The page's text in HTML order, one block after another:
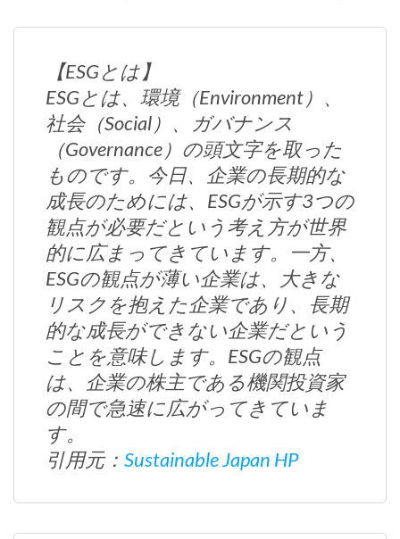
【ESGとは】
ESGとは、環境（Environment）、
社会（Social）、ガバナンス
（Governance）の頭文字を取った
ものです。今日、企業の長期的な
成長のためには、ESGが示す3つの
観点が必要だという考え方が世界
的に広まってきています。一方、
ESGの観点が薄い企業は、大きな
リスクを抱えた企業であり、長期
的な成長ができない企業だという
ことを意味します。ESGの観点
は、企業の株主である機関投資家
の間で急速に広がってきていま
す。
引用元： Sustainable Japan HP